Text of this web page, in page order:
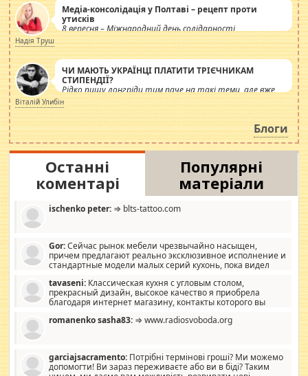
Медіа-консолідація у Полтаві – рецепт проти
утисків
8 вересня – Міжнародний день солідарності
журналістів.
Надія Труш
ЧИ МАЮТЬ УКРАЇНЦІ ПЛАТИТИ ТРІЄЧНИКАМ
СТИПЕНДІЇ?
Рідко пишу лонгріди тим паче на такі теми, але вже
просто дістало! Обурюють сьогоднішні інсенуації
навколо стипендіального питання. Штучно
роздувається ще одна соціальна катастрофа.
Віталій Улибін
Блоги
Останні
коментарі
Популярні
матеріали
ischenko peter: ⇒ blts-tattoo.com
Gor:Сейчас рынок мебели чрезвычайно насыщен,
причем предлагают реально эксклюзивное исполнение и
стандартные модели малых серий кухонь, пока видел
стандартные формы, в MebelOk, креативненько и что главное -
со вкусом все в порядке, без ненужных наворотов удорожающих
мебель, а это не последний фактор.
tavaseni: Классическая кухня с угловым столом,
прекрасный дизайн, высокое качество я приобрела
благодаря интернет магазину, контакты которого вы
romanenko sasha83: ⇒ www.radiosvoboda.org
garciajsacramento: Потрібні термінові гроші? Ми можемо
допомогти! Ви зараз переживаєте або ви в біді? Таким